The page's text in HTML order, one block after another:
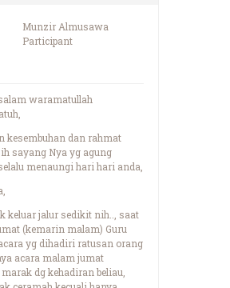
Munzir Almusawa
Participant
waramatullah
kesembuhan dan rahmat
sayang Nya yg agung
menaungi hari hari anda,
keluar jalur sedikit nih.., saat
(kemarin malam) Guru
yg dihadiri ratusan orang
acara malam jumat
dg kehadiran beliau,